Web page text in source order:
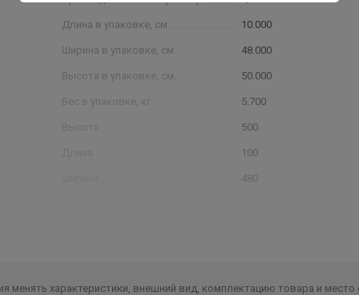
Длина в упаковке, см. 10.000
Ширина в упаковке, см. 48.000
Высота в упаковке, см. 50.000
Вес в упаковке, кг 5.700
500
100
480
менять характеристики, внешний вид, комплектацию товара и место